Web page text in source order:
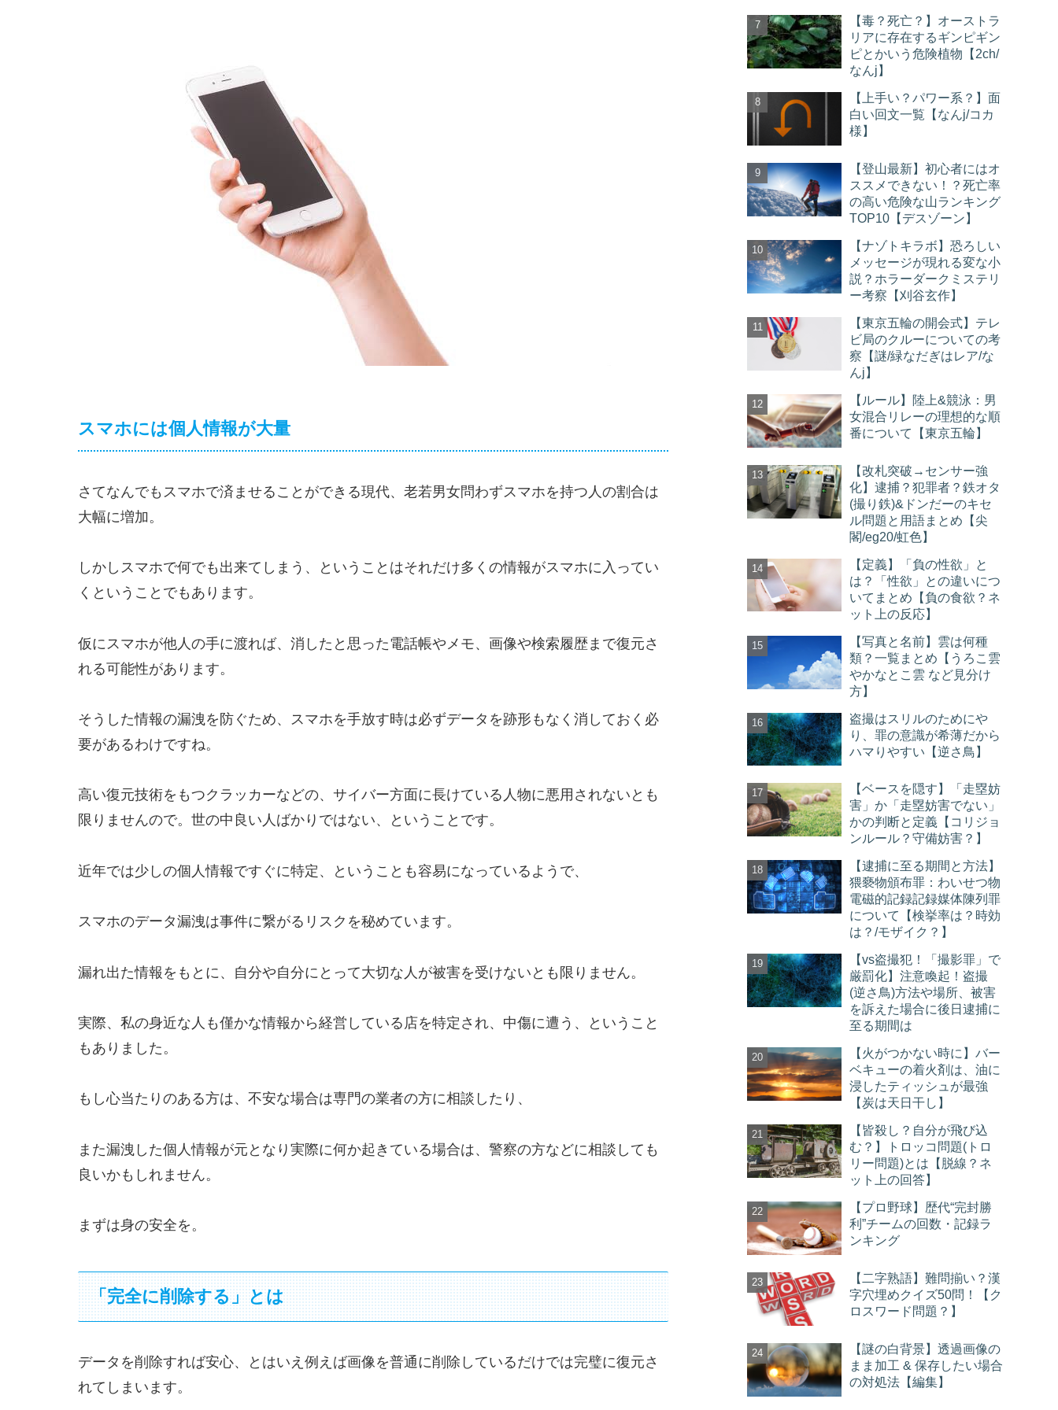
スマホには個人情報が大量
さてなんでもスマホで済ませることができる現代、老若男女問わずスマホを持つ人の割合は
大幅に増加。
しかしスマホで何でも出来てしまう、ということはそれだけ多くの情報がスマホに入ってい
くということでもあります。
仮にスマホが他人の手に渡れば、消したと思った電話帳やメモ、画像や検索履歴まで復元さ
れる可能性があります。
そうした情報の漏洩を防ぐため、スマホを手放す時は必ずデータを跡形もなく消しておく必
要があるわけですね。
高い復元技術をもつクラッカーなどの、サイバー方面に長けている人物に悪用されないとも
限りませんので。世の中良い人ばかりではない、ということです。
近年では少しの個人情報ですぐに特定、ということも容易になっているようで、
スマホのデータ漏洩は事件に繋がるリスクを秘めています。
漏れ出た情報をもとに、自分や自分にとって大切な人が被害を受けないとも限りません。
実際、私の身近な人も僅かな情報から経営している店を特定され、中傷に遭う、ということ
もありました。
もし心当たりのある方は、不安な場合は専門の業者の方に相談したり、
また漏洩した個人情報が元となり実際に何か起きている場合は、警察の方などに相談しても
良いかもしれません。
まずは身の安全を。
「完全に削除する」とは
データを削除すれば安心、とはいえ例えば画像を普通に削除しているだけでは完璧に復元さ
れてしまいます。
【毒？死亡？】オーストラ
リアに存在するギンピギン
ピとかいう危険植物【2ch/
なんj】
【上手い？パワー系？】面
白い回文一覧【なんj/コカ
様】
【登山最新】初心者にはオ
ススメできない！？死亡率
の高い危険な山ランキング
TOP10【デスゾーン】
【ナゾトキラボ】恐ろしい
メッセージが現れる変な小
説？ホラーダークミステリ
ー考察【刈谷玄作】
【東京五輪の開会式】テレ
ビ局のクルーについての考
察【謎/緑なだぎはレア/な
んj】
【ルール】陸上&競泳：男
女混合リレーの理想的な順
番について【東京五輪】
【改札突破→センサー強
化】逮捕？犯罪者？鉄オタ
(撮り鉄)&ドンだーのキセ
ル問題と用語まとめ【尖
閣/eg20/虹色】
【定義】「負の性欲」と
は？「性欲」との違いにつ
いてまとめ【負の食欲？ネ
ット上の反応】
【写真と名前】雲は何種
類？一覧まとめ【うろこ雲
やかなとこ雲 など見分け
方】
盗撮はスリルのためにや
り、罪の意識が希薄だから
ハマりやすい【逆さ鳥】
【ベースを隠す】「走塁妨
害」か「走塁妨害でない」
かの判断と定義【コリジョ
ンルール？守備妨害？】
【逮捕に至る期間と方法】
猥褻物頒布罪：わいせつ物
電磁的記録記録媒体陳列罪
について【検挙率は？時効
は？/モザイク？】
【vs盗撮犯！「撮影罪」で
厳罰化】注意喚起！盗撮
(逆さ鳥)方法や場所、被害
を訴えた場合に後日逮捕に
至る期間は
【火がつかない時に】バー
ベキューの着火剤は、油に
浸したティッシュが最強
【炭は天日干し】
【皆殺し？自分が飛び込
む？】トロッコ問題(トロ
リー問題)とは【脱線？ネ
ット上の回答】
【プロ野球】歴代“完封勝
利”チームの回数・記録ラ
ンキング
【二字熟語】難問揃い？漢
字穴埋めクイズ50問！【ク
ロスワード問題？】
【謎の白背景】透過画像の
まま加工 & 保存したい場合
の対処法【編集】